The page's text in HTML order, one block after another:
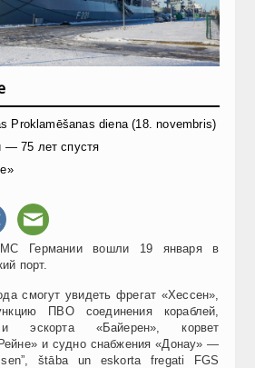
Proklamēšanas diena (18. novembris)
— 75 лет спустя
Германии вошли 19 января в
порт.
смогут увидеть фрегат «Хессен»,
ПВО соединения кораблей,
эскорта «Байерен», корвет
и судно снабжения «Донау» —
štāba un eskorta fregati FGS